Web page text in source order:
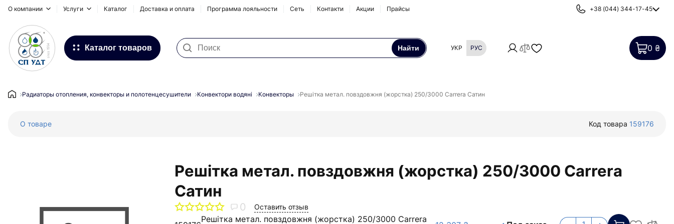
О компании Услуги Каталог Доставка и оплата Программа лояльности Сеть Контакти Акции Прайсы +38 (044) 344-17-45
Каталог товаров
Системы для наружных
Инсталляционные системы,
сифоны и дренажные каналы
Найти УКР РУС 0 ₴
Радиаторы отопления, конвекторы и полотенцесушители Конвектори водяні Конвекторы Решітка метал. повздовжня (жорстка) 250/3000 Carrera Сатин
О товаре Код товара 159176
Решітка метал. повздовжня (жорстка) 250/3000 Carrera
Сатин
0 Оставить отзыв
Решітка метал. повздовжня (жорстка) 250/3000 Carrera